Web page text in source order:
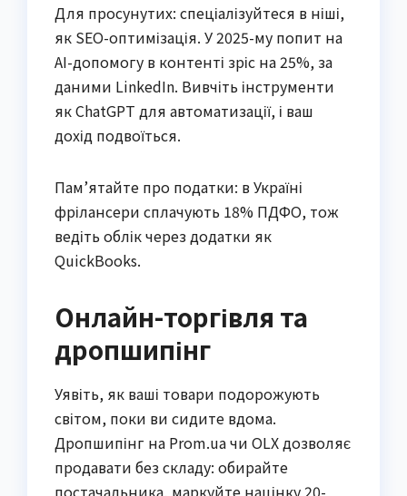
Для просунутих: спеціалізуйтеся в ніші,
як SEO-оптимізація. У 2025-му попит на
AI-допомогу в контенті зріс на 25%, за
даними LinkedIn. Вивчіть інструменти
як ChatGPT для автоматизації, і ваш
дохід подвоїться.
Пам’ятайте про податки: в Україні
фрілансери сплачують 18% ПДФО, тож
ведіть облік через додатки як
QuickBooks.
Онлайн-торгівля та
дропшипінг
Уявіть, як ваші товари подорожують
світом, поки ви сидите вдома.
Дропшипінг на Prom.ua чи OLX дозволяє
продавати без складу: обирайте
постачальника, маркуйте націнку 20-